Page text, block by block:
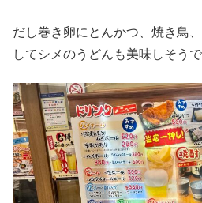
だし巻き卵にとんかつ、焼き鳥
してシメのうどんも美味しそうで